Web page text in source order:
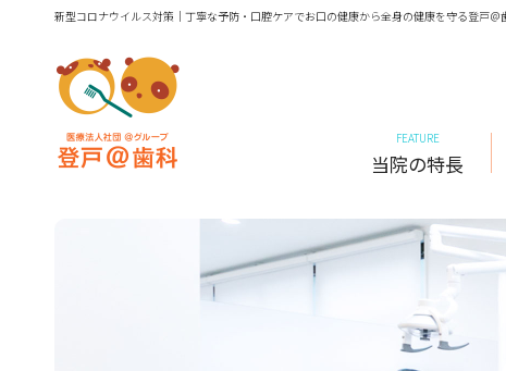
新型コロナウイルス対策｜丁寧な予防・口腔ケアでお口の健康から全身の健康を守る登戸
FEATURE
当院の特長
予防・メンテナンス